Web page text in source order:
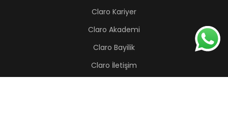
Claro Kariyer
Claro Akademi
Claro Bayilik
Claro İletişim